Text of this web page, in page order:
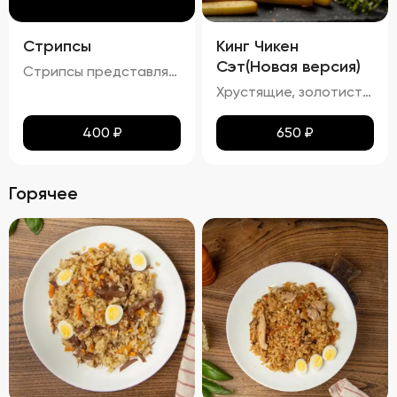
Стрипсы
Стрипсы представляют собой кусочки куриного филе, обжаренные до золотистой корочки. Внешне они выглядят аппетитно, с равномерной золотистой окраской, без признаков пережарки. Вкус мяса насыщенный, сочный и ароматный, без каких-либо посторонних привкусов и запахов. Консистенция стрипсов идеальна: внутри мясо остается мягким и нежным, а снаружи образуется приятная хрустящая корочка. Это блюдо отлично сочетается с различными соусами и гарнирами, добавляя пикантности любому столу.
400 ₽
Кинг Чикен
Сэт(Новая версия)
Хрустящие, золотистые наггетсы, стрипсы и картофель фри с легким маслянистым блеском. Аромат блюда сочетает в себе ноты жареной курицы и свежего картофеля. Вкус сбалансирован между сладостью и легкой солоноватостью, подчеркивая естественные оттенки жареной курицы и картофеля. Текстура продуктов плотная и хрустящая, создавая приятное ощущение при каждом укусе.
650 ₽
Горячее